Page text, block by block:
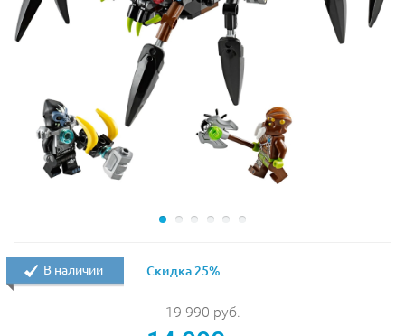
время движения валики вращаются и подметают
дорогу.
Третья часть грузовика представляет собой открытый
кузов с опускающимися бортиками. При желании в
нём можно перевозить не только строительный мусор,
но и рабочий инвентарь, такой как отбойный молоток,
совковая лопата, метла и гаечный ключ. Если
вместимости кузова окажется не достаточно, то к
платформу. Она обладает высокой
даже тяжёлый экскаватор.
Размер уборочной машины в собранном виде
9х16х9 см , размер экскаватора –
19 990руб.
В наличии Скидка 25%